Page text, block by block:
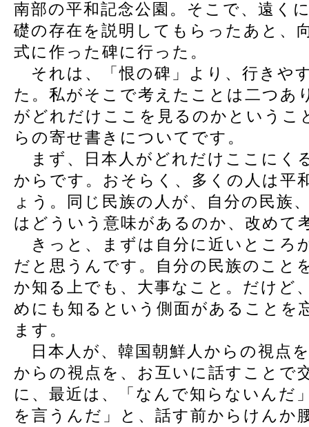
南部の平和記念公園。そこで、遠く
礎の存在を説明してもらったあと、
式に作った碑に行った。
それは、「恨の碑」より、行きや
た。私がそこで考えたことは二つあ
がどれだけここを見るのかというこ
らの寄せ書きについてです。
まず、日本人がどれだけここにく
からです。おそらく、多くの人は平
ょう。同じ民族の人が、自分の民族
はどういう意味があるのか、改めて
きっと、まずは自分に近いところ
だと思うんです。自分の民族のこと
か知る上でも、大事なこと。だけど
めにも知るという側面があることを
ます。
日本人が、韓国朝鮮人からの視点
からの視点を、お互いに話すことで
に、最近は、「なんで知らないんだ
を言うんだ」と、話す前からけんか